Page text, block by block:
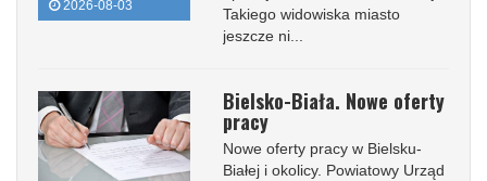
2026-08-03
Takiego widowiska miasto
jeszcze ni...
Bielsko-Biała. Nowe oferty
pracy
Nowe oferty pracy w Bielsku-
Białej i okolicy. Powiatowy Urząd